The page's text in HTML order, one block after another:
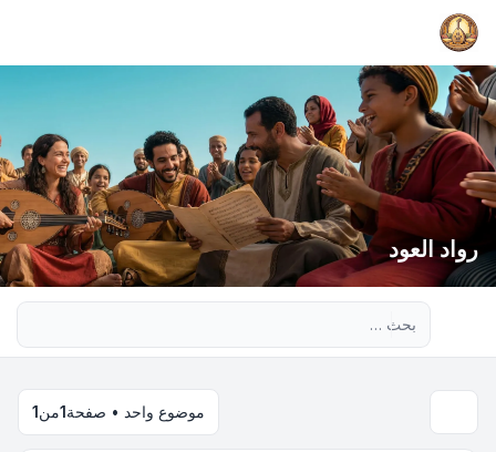
رواد العود
موضوع واحد • صفحة1من1